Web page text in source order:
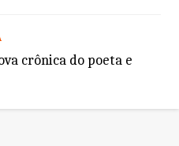
crônica do poeta e